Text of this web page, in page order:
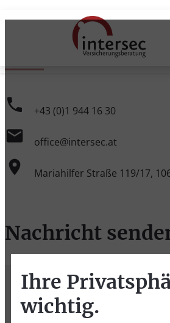
Ihre
wichtig.
Kontakt
Kontakt
+43 (0)1 944 16 30
office@intersec.at
Mariahilfer Straße 119/17,
Nachricht
Vorname
Nachname*